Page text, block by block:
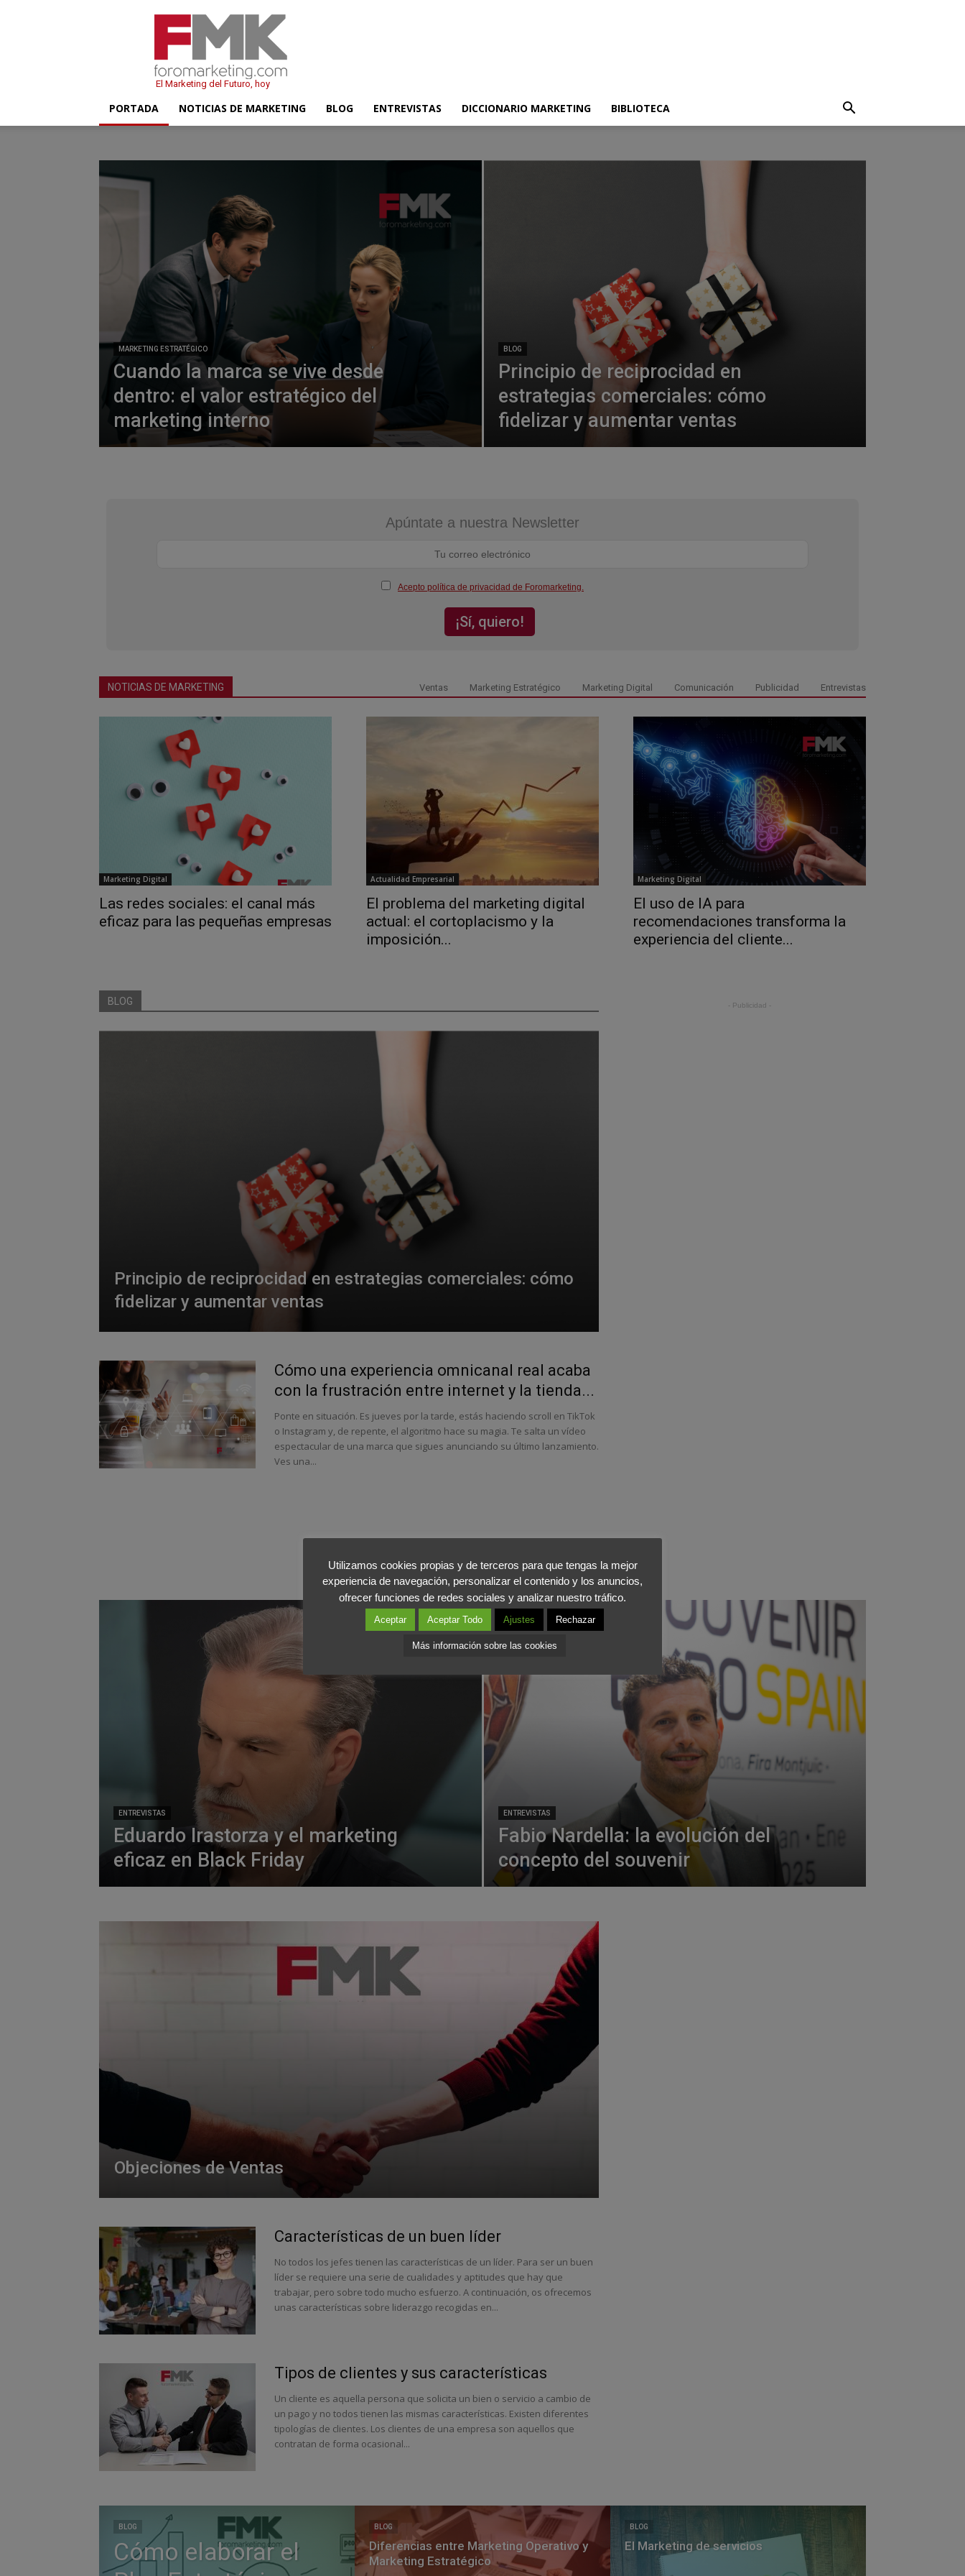
El Marketing del Futuro, hoy
PORTADA NOTICIAS DE MARKETING BLOG ENTREVISTAS DICCIONARIO MARKETING BIBLIOTECA
MARKETING ESTRATÉGICO
Cuando la marca se vive desde
dentro: el valor estratégico del
marketing interno
BLOG
Principio de reciprocidad en
estrategias comerciales: cómo
fidelizar y aumentar ventas
Apúntate a nuestra Newsletter
Acepto política de privacidad de Foromarketing.
NOTICIAS DE MARKETING Ventas Marketing Estratégico Marketing Digital Comunicación Publicidad Entrevistas
Marketing Digital
Las redes sociales: el canal más
eficaz para las pequeñas empresas
Actualidad Empresarial
El problema del marketing digital
actual: el cortoplacismo y la
imposición...
Marketing Digital
El uso de IA para
recomendaciones transforma la
experiencia del cliente...
BLOG
Principio de reciprocidad en estrategias comerciales: cómo
fidelizar y aumentar ventas
Cómo una experiencia omnicanal real acaba
con la frustración entre internet y la tienda...
Ponte en situación. Es jueves por la tarde, estás haciendo scroll en TikTok
o Instagram y, de repente, el algoritmo hace su magia. Te salta un vídeo
espectacular de una marca que sigues anunciando su último lanzamiento.
Ves una...
- Publicidad -
ENTREVISTAS
Eduardo Irastorza y el marketing
eficaz en Black Friday
ENTREVISTAS
Fabio Nardella: la evolución del
concepto del souvenir
Objeciones de Ventas
Características de un buen líder
No todos los jefes tienen las características de un líder. Para ser un buen
líder se requiere una serie de cualidades y aptitudes que hay que
trabajar, pero sobre todo mucho esfuerzo. A continuación, os ofrecemos
unas características sobre liderazgo recogidas en...
Tipos de clientes y sus características
Un cliente es aquella persona que solicita un bien o servicio a cambio de
un pago y no todos tienen las mismas características. Existen diferentes
tipologías de clientes. Los clientes de una empresa son aquellos que
contratan de forma ocasional...
BLOG
Cómo elaborar el
BLOG
Diferencias entre Marketing Operativo y
Marketing Estratégico
BLOG
El Marketing de servicios
Utilizamos cookies propias y de terceros para que tengas la mejor
experiencia de navegación, personalizar el contenido y los anuncios,
ofrecer funciones de redes sociales y analizar nuestro tráfico.
Aceptar Aceptar Todo Ajustes Rechazar
Más información sobre las cookies